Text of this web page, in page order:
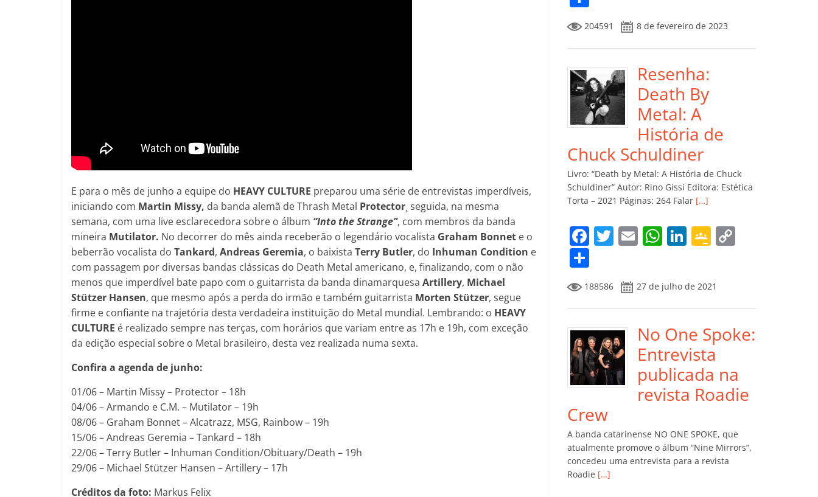
E para o mês de junho a equipe do HEAVY CULTURE preparou uma série de entrevistas imperdíveis,
iniciando com Martin Missy, da banda alemã de Thrash Metal Protector ¸ seguida, na mesma
semana, com uma live esclarecedora sobre o álbum “Into the Strange”, com membros da banda
mineira Mutilator. No decorrer do mês ainda receberão o legendário vocalista Graham Bonnet e o
beberrão vocalista do Tankard, Andreas Geremia, o baixista Terry Butler, do Inhuman Condition e
com passagem por diversas bandas clássicas do Death Metal americano, e, finalizando, com o não
menos que imperdível bate papo com o guitarrista da banda dinamarquesa Artillery, Michael
Stützer Hansen, que mesmo após a perda do irmão e também guitarrista Morten Stützer, segue
firme e confiante na trajetória desta verdadeira instituição do Metal mundial. Lembrando: o HEAVY
CULTURE é realizado sempre nas terças, com horários que variam entre as 17h e 19h, com exceção
da edição especial sobre o Metal brasileiro, desta vez realizada numa sexta.
Confira a agenda de junho:
01/06 – Martin Missy – Protector – 18h
04/06 – Armando e C.M. – Mutilator – 19h
08/06 – Graham Bonnet – Alcatrazz, MSG, Rainbow – 19h
15/06 – Andreas Geremia – Tankard – 18h
22/06 – Terry Butler – Inhuman Condition/Obituary/Death – 19h
29/06 – Michael Stützer Hansen – Artillery – 17h
Créditos da foto: Markus Felix
e
b
o
o
k
itt
er l s
A
p
p
e
dI
n
gl
e
ro
m
Li
o
m
p
ar
til
h
ar
204591 8 de fevereiro de 2023
Resenha:
Death By
Metal: A
História de
Chuck Schuldiner
Livro: “Death by Metal: A História de Chuck
Schuldiner” Autor: Rino Gissi Editora: Estética
Torta – 2021 Páginas: 264 Falar […]
F
e
b
o
o
k
T
itt
er
E
l
W
s
A
p
p
Li
e
dI
n
G
gl
e
Cl
a
ss
ro
m
Li
n
o
m
p
ar
til
h
ar
188586 27 de julho de 2021
No One Spoke:
Entrevista
publicada na
revista Roadie
Crew
A banda catarinense NO ONE SPOKE, que
atualmente promove o álbum “Nine Mirrors”,
concedeu uma entrevista para a revista
Roadie […]